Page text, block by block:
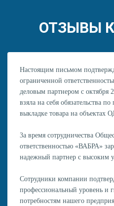
ОТЗЫВЫ
Настоящим письмом
ограниченной
деловым партнером с
взяла на себя обязательства
выкладке товара на объектах
3а время сотрудничества
ответственностью «ВАБРА»
надежный партнер с высоким
Сотрудники компании
профессиональный уровень и
потребностям нашего